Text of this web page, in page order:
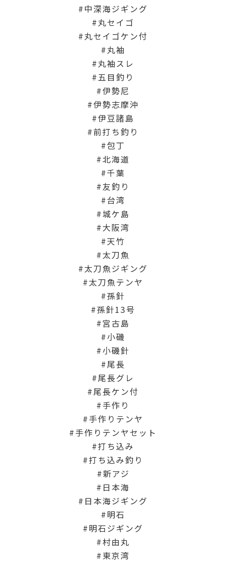
中深海ジギング
丸セイゴ
丸セイゴケン付
丸袖
丸袖スレ
五目釣り
伊勢尼
伊勢志摩沖
伊豆諸島
前打ち釣り
包丁
北海道
千葉
友釣り
台湾
城ケ島
大阪湾
天竹
太刀魚
太刀魚ジギング
太刀魚テンヤ
孫針
孫針13号
宮古島
小磯
小磯針
尾長
尾長グレ
尾長ケン付
手作り
手作りテンヤ
手作りテンヤセット
打ち込み
打ち込み釣り
新アジ
日本海
日本海ジギング
明石
明石ジギング
村由丸
東京湾